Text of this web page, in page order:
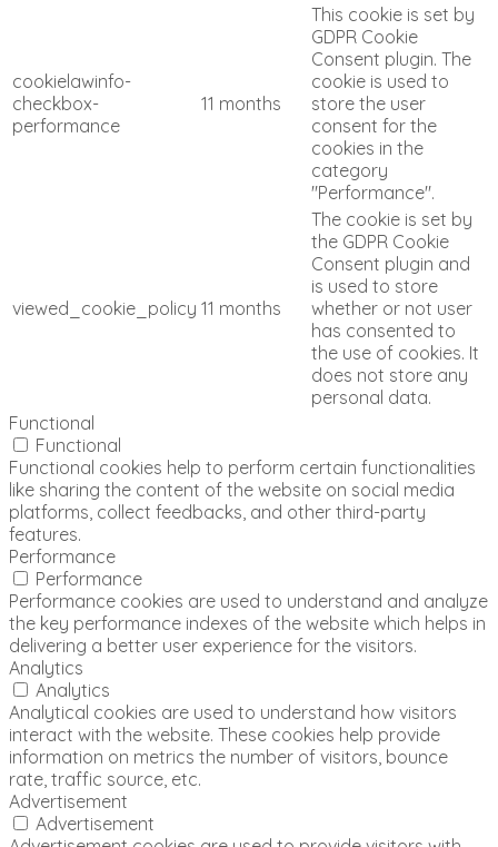
cookielawinfo-
checkbox-
performance
11 months
This cookie is set by
GDPR Cookie
Consent plugin. The
cookie is used to
store the user
consent for the
cookies in the
category
"Performance".
viewed_cookie_policy 11 months
The cookie is set by
the GDPR Cookie
Consent plugin and
is used to store
whether or not user
has consented to
the use of cookies. It
does not store any
personal data.
Functional
Functional
Functional cookies help to perform certain functionalities
like sharing the content of the website on social media
platforms, collect feedbacks, and other third-party
features.
Performance
Performance
Performance cookies are used to understand and analyze
the key performance indexes of the website which helps in
delivering a better user experience for the visitors.
Analytics
Analytics
Analytical cookies are used to understand how visitors
interact with the website. These cookies help provide
information on metrics the number of visitors, bounce
rate, traffic source, etc.
Advertisement
Advertisement